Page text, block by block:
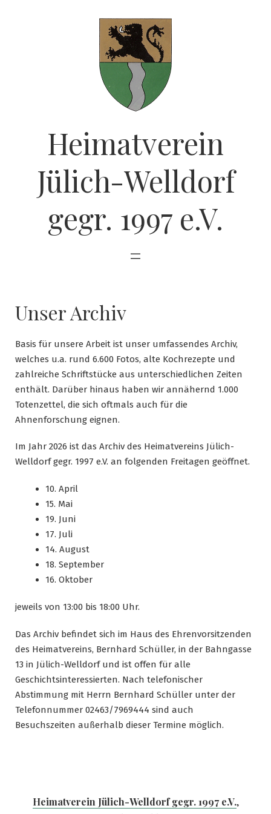
Heimatverein
Jülich-Welldorf
gegr. 1997 e.V.
Unser Archiv
Basis für unsere Arbeit ist unser umfassendes Archiv,
welches u.a. rund 6.600 Fotos, alte Kochrezepte und
zahlreiche Schriftstücke aus unterschiedlichen Zeiten
enthält. Darüber hinaus haben wir annähernd 1.000
Totenzettel, die sich oftmals auch für die
Ahnenforschung eignen.
Im Jahr 2026 ist das Archiv des Heimatvereins Jülich-
Welldorf gegr. 1997 e.V. an folgenden Freitagen geöffnet.
10. April
15. Mai
19. Juni
17. Juli
14. August
18. September
16. Oktober
jeweils von 13:00 bis 18:00 Uhr.
Das Archiv befindet sich im Haus des Ehrenvorsitzenden
des Heimatvereins, Bernhard Schüller, in der Bahngasse
13 in Jülich-Welldorf und ist offen für alle
Geschichtsinteressierten. Nach telefonischer
Abstimmung mit Herrn Bernhard Schüller unter der
Telefonnummer 02463/7969444 sind auch
Besuchszeiten außerhalb dieser Termine möglich.
Heimatverein Jülich-Welldorf gegr. 1997 e.V.,